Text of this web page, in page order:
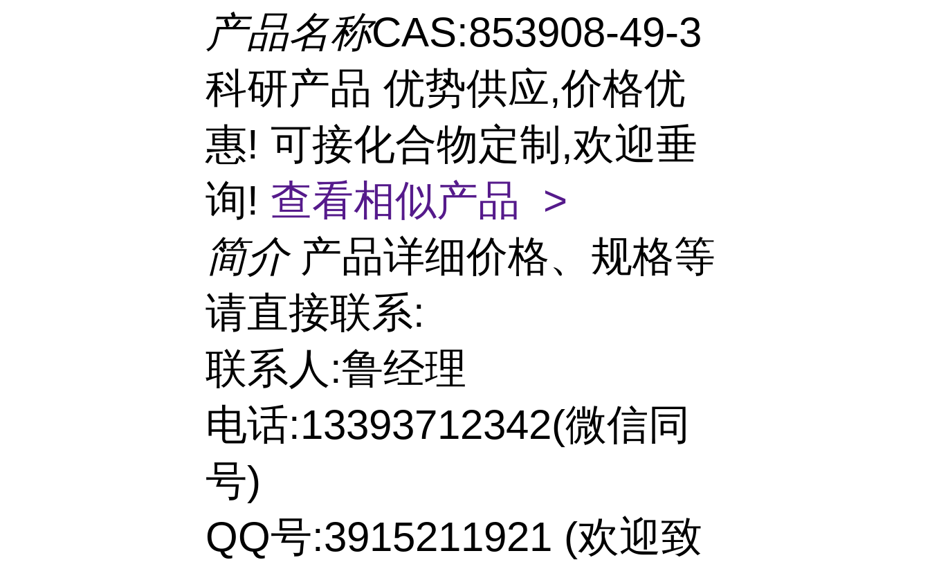
产品名称CAS:853908-49-3
科研产品 优势供应,价格优
惠! 可接化合物定制,欢迎垂
询! 查看相似产品 >
简介 产品详细价格、规格等
请直接联系:
联系人:鲁经理
电话:13393712342(微信同
号)
QQ号:3915211921 (欢迎致